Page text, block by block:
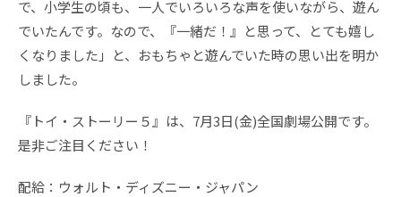
で、小学生の頃も、一人でいろいろな声を使いながら、遊ん
でいたんです。なので、『一緒だ！』と思って、とても嬉し
くなりました」と、おもちゃと遊んでいた時の思い出を明か
しました。
『トイ・ストーリー５』は、7月3日(金)全国劇場公開です。
是非ご注目ください！
配給：ウォルト・ディズニー・ジャパン